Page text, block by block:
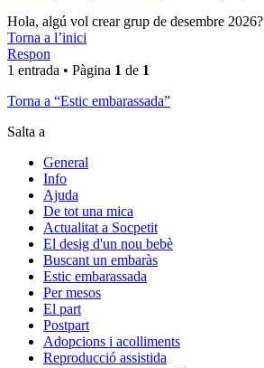
Hola, algú vol crear grup de desembre 2026?
Torna a l’inici
Respon
1 entrada • Pàgina 1 de 1
Torna a “Estic embarassada”
Salta a
General
Info
Ajuda
De tot una mica
Actualitat a Socpetit
El desig d'un nou bebè
Buscant un embaràs
Estic embarassada
Per mesos
El part
Postpart
Adopcions i acolliments
Reproducció assistida